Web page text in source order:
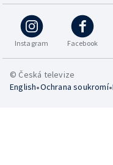
Instagram Facebook
© Česká televize
English•Ochrana soukromí•